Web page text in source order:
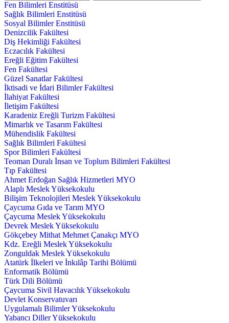
Fen Bilimleri Enstitüsü
Sağlık Bilimleri Enstitüsü
Sosyal Bilimler Enstitüsü
Denizcilik Fakültesi
Diş Hekimliği Fakültesi
Eczacılık Fakültesi
Ereğli Eğitim Fakültesi
Fen Fakültesi
Güzel Sanatlar Fakültesi
İktisadi ve İdari Bilimler Fakültesi
İlahiyat Fakültesi
İletişim Fakültesi
Karadeniz Ereğli Turizm Fakültesi
Mimarlık ve Tasarım Fakültesi
Mühendislik Fakültesi
Sağlık Bilimleri Fakültesi
Spor Bilimleri Fakültesi
Teoman Duralı İnsan ve Toplum Bilimleri Fakültesi
Tıp Fakültesi
Ahmet Erdoğan Sağlık Hizmetleri MYO
Alaplı Meslek Yüksekokulu
Bilişim Teknolojileri Meslek Yüksekokulu
Çaycuma Gıda ve Tarım MYO
Çaycuma Meslek Yüksekokulu
Devrek Meslek Yüksekokulu
Gökçebey Mithat Mehmet Çanakçı MYO
Kdz. Ereğli Meslek Yüksekokulu
Zonguldak Meslek Yüksekokulu
Atatürk İlkeleri ve İnkılâp Tarihi Bölümü
Enformatik Bölümü
Türk Dili Bölümü
Çaycuma Sivil Havacılık Yüksekokulu
Devlet Konservatuvarı
Uygulamalı Bilimler Yüksekokulu
Yabancı Diller Yüksekokulu